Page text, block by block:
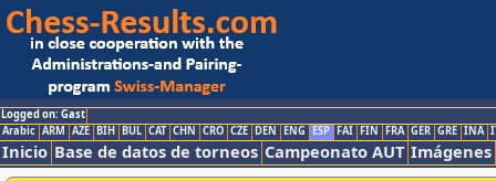
Logged on: Gast
Arabic ARM AZE BIH BUL CAT CHN CRO CZE DEN ENG ESP FAI FIN FRA GER GRE INA
Inicio Base de datos de torneos Campeonato AUT Imágenes